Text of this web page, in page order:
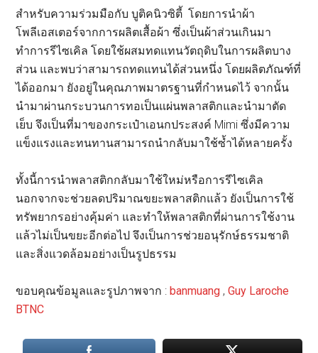
สำหรับความร่วมมือกับ บูติคนิวซิตี้ โดยการนำผ้า
โพลีเอสเตอร์จากการผลิตเสื้อผ้า ซึ่งเป็นผ้าส่วนเกินมา
ทำการรีไซเคิล โดยใช้ผสมทดแทนวัตถุดิบในการผลิตบาง
ส่วน และพบว่าสามารถทดแทนได้ส่วนหนึ่ง โดยผลิตภัณฑ์ที่
ได้ออกมา ยังอยู่ในคุณภาพมาตรฐานที่กำหนดไว้ จากนั้น
นำมาผ่านกระบวนการทอเป็นแผ่นพลาสติกและนำมาตัด
เย็บ จึงเป็นที่มาของกระเป๋าเอนกประสงค์ Mimi ซึ่งมีความ
แข็งแรงและทนทานสามารถนำกลับมาใช้ซ้ำได้หลายครั้ง
ทั้งนี้การนำพลาสติกกลับมาใช้ใหม่หรือการรีไซเคิล
นอกจากจะช่วยลดปริมาณขยะพลาสติกแล้ว ยังเป็นการใช้
ทรัพยากรอย่างคุ้มค่า และทำให้พลาสติกที่ผ่านการใช้งาน
แล้วไม่เป็นขยะอีกต่อไป จึงเป็นการช่วยอนุรักษ์ธรรมชาติ
และสิ่งแวดล้อมอย่างเป็นรูปธรรม
ขอบคุณข้อมูลและรูปภาพจาก :banmuang ,Guy Laroche
BTNC